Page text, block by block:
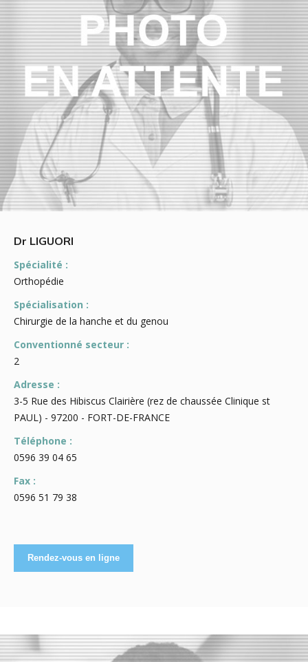
Dr LIGUORI
Spécialité :
Orthopédie
Spécialisation :
Chirurgie de la hanche et du genou
Conventionné secteur :
2
Adresse :
3-5 Rue des Hibiscus Clairière (rez de chaussée Clinique st
PAUL) - 97200 - FORT-DE-FRANCE
Téléphone :
0596 39 04 65
Fax :
0596 51 79 38